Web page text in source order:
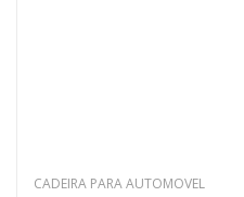
CADEIRA PARA AUTOMOVEL